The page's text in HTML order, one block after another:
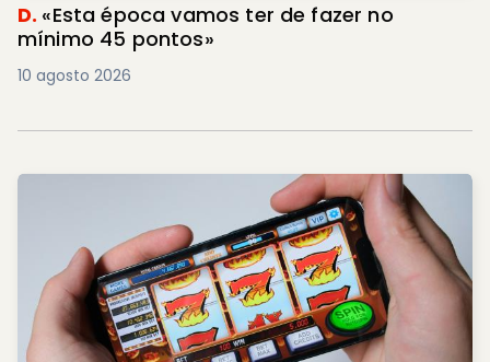
D. «Esta época vamos ter de fazer no
mínimo 45 pontos»
10 agosto 2026